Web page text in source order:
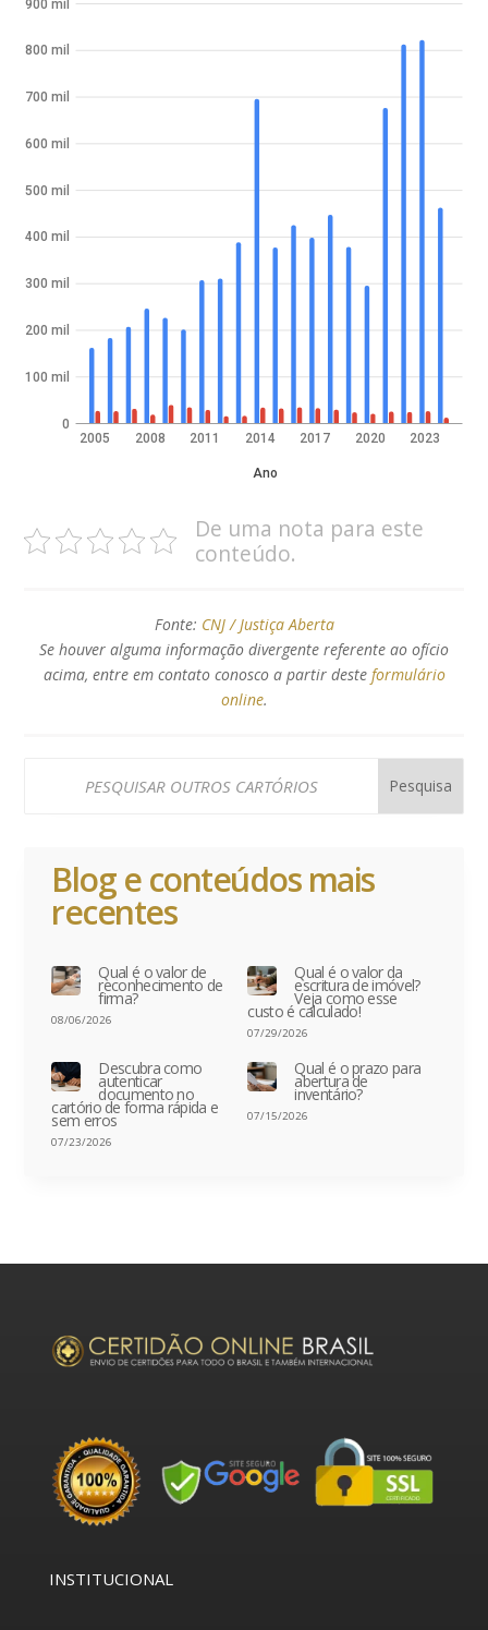
2005 2008 2011 2014 2017 2020 2023
Ano
0
100 mil
200 mil
300 mil
400 mil
500 mil
600 mil
700 mil
800 mil
900 mil
De uma nota para este
conteúdo.
Fonte: CNJ / Justiça Aberta
Se houver alguma informação divergente referente ao ofício
acima, entre em contato conosco a partir deste formulário
online.
Blog e conteúdos mais
recentes
Qual é o valor de
reconhecimento de
firma?
08/06/2026
Qual é o valor da
escritura de imóvel?
Veja como esse
custo é calculado!
07/29/2026
Descubra como
autenticar
documento no
cartório de forma rápida e
sem erros
07/23/2026
Qual é o prazo para
abertura de
inventário?
07/15/2026
INSTITUCIONAL